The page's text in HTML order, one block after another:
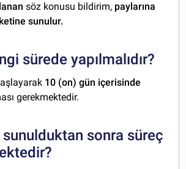
söz konusu bildirim, paylarına
sunulur.
sürede yapılmalıdır?
10 (on) gün içerisinde
gerekmektedir.
sonra süreç